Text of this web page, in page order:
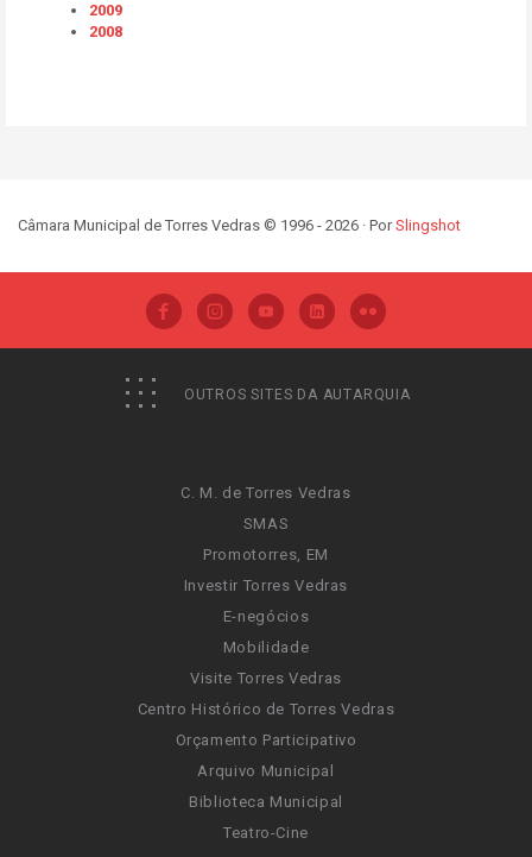
2009
2008
Câmara Municipal de Torres Vedras © 1996 - 2026 · PorSlingshot
OUTROS SITES DA AUTARQUIA
C. M. de Torres Vedras
SMAS
Promotorres, EM
Investir Torres Vedras
E-negócios
Mobilidade
Visite Torres Vedras
Centro Histórico de Torres Vedras
Orçamento Participativo
Arquivo Municipal
Biblioteca Municipal
Teatro-Cine